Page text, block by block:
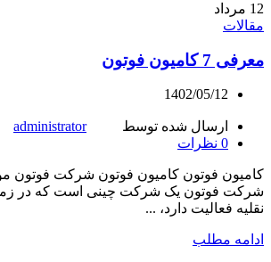
12 مرداد
مقالات
معرفی 7 کامیون فوتون
1402/05/12
ارسال شده توسط
administrator
0 نظرات
کامیون فوتون کامیون فوتون شرکت فوتون
شرکت فوتون یک شرکت چینی است که در
نقلیه فعالیت دارد، ...
ادامه مطلب